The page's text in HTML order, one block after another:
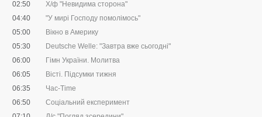
02:50
Х/ф "Невидима сторона"
04:40
"У мирі Господу помолімось"
05:00
Вікно в Америку
05:30
Deutsche Welle: "Завтра вже сьогодні"
06:00
Гімн України. Молитва
06:05
Вісті. Підсумки тижня
06:35
Час-Time
06:50
Соціальний експеримент